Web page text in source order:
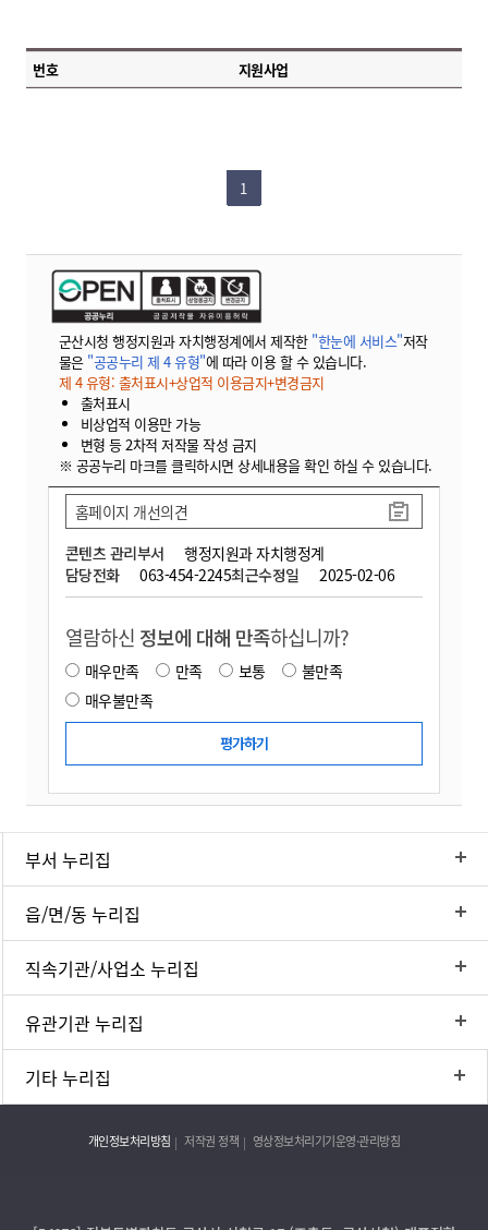
번호 지원사업
1
군산시청 행정지원과 자치행정계에서 제작한 "한눈에 서비스"저작
물은 "공공누리 제 4 유형"에 따라 이용 할 수 있습니다.
제 4 유형: 출처표시+상업적 이용금지+변경금지
출처표시
비상업적 이용만 가능
변형 등 2차적 저작물 작성 금지
※ 공공누리 마크를 클릭하시면 상세내용을 확인 하실 수 있습니다.
콘텐츠 관리부서
행정지원과 자치행정계
담당전화
063-454-2245최근수정일 2025-02-06
홈페이지 개선의견
열람하신 정보에 대해 만족하십니까?
매우만족 만족 보통
불만족
매우불만족
부서 누리집
읍/면/동 누리집
직속기관/사업소 누리집
유관기관 누리집
기타 누리집
개인정보처리방침 저작권 정책 영상정보처리기기운영·관리방침